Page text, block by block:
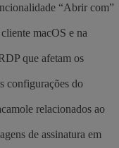
“Abrir com”
macOS e na
que afetam os
configurações do
relacionados ao
de assinatura em